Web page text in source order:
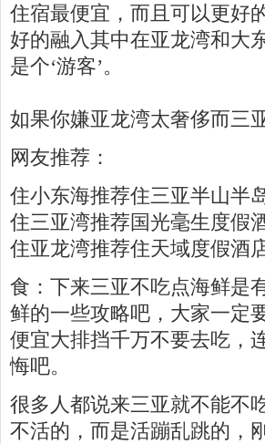
住宿最便宜，而且可以更好
好的融入其中在亚龙湾和大
是个‘游客’。
如果你嫌亚龙湾太奢侈而三
网友推荐：
住小东海推荐住三亚半山半
住三亚湾推荐国光毫生度假
住亚龙湾推荐住天域度假酒
食：下来三亚不吃点海鲜是
鲜的一些攻略吧，大家一定
便宜大排挡千万不要去吃，
悔吧。
很多人都说来三亚就不能不
不活的，而是活蹦乱跳的，